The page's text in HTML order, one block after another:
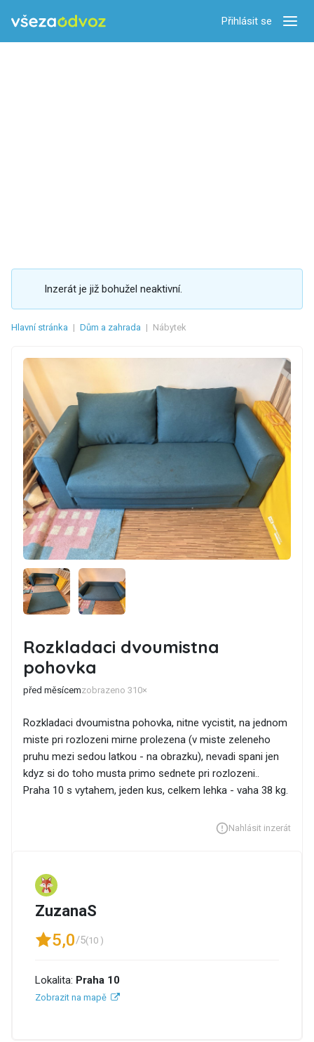
Přihlásit se
Inzerát je již bohužel neaktivní.
Hlavní stránka | Dům a zahrada | Nábytek
Rozkladaci dvoumistna
pohovka
před měsícemzobrazeno 310×
Rozkladaci dvoumistna pohovka, nitne vycistit, na jednom
miste pri rozlozeni mirne prolezena (v miste zeleneho
pruhu mezi sedou latkou - na obrazku), nevadi spani jen
kdyz si do toho musta primo sednete pri rozlozeni..
Praha 10 s vytahem, jeden kus, celkem lehka - vaha 38 kg.
Nahlásit inzerát
ZuzanaS
5,0/5(10 )
Lokalita: Praha 10
Zobrazit na mapě